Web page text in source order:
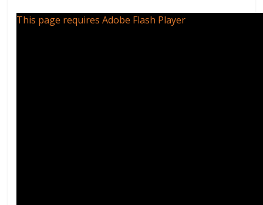
This page requires Adobe Flash Player